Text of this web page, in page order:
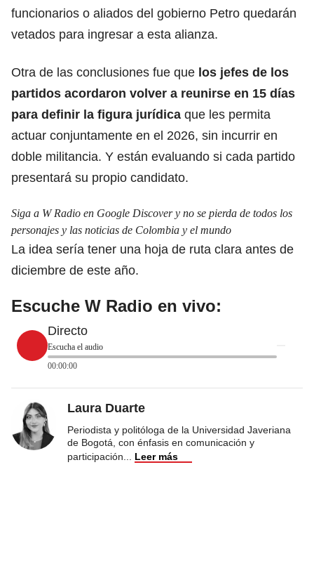
funcionarios o aliados del gobierno Petro quedarán
vetados para ingresar a esta alianza.
Otra de las conclusiones fue que los jefes de los
partidos acordaron volver a reunirse en 15 días
para definir la figura jurídica que les permita
actuar conjuntamente en el 2026, sin incurrir en
doble militancia. Y están evaluando si cada partido
presentará su propio candidato.
Siga a W Radio en Google Discover y no se pierda de todos los
personajes y las noticias de Colombia y el mundo
La idea sería tener una hoja de ruta clara antes de
diciembre de este año.
Escuche W Radio en vivo:
Directo
Escucha el audio
00:00:00
Laura Duarte
Periodista y politóloga de la Universidad Javeriana
de Bogotá, con énfasis en comunicación y
participación
Leer más